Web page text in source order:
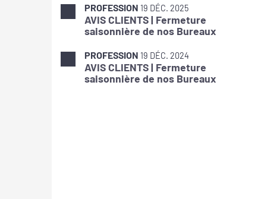
PROFESSION 19 DÉC. 2025
AVIS CLIENTS | Fermeture
saisonnière de nos Bureaux
PROFESSION 19 DÉC. 2024
AVIS CLIENTS | Fermeture
saisonnière de nos Bureaux